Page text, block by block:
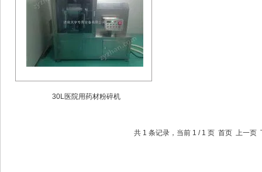
30L医院用药材粉碎机
共 1 条记录，当前 1 / 1 页 首页 上一页